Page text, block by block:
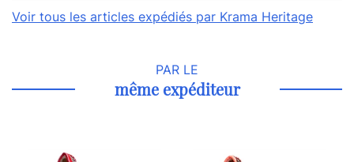
Voir tous les articles expédiés par Krama Heritage
PAR LE
même expéditeur